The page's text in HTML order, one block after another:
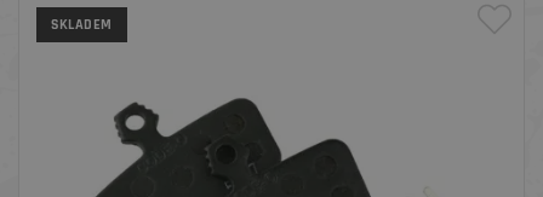
SKLADEM